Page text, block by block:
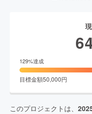
129%達成
目標金額50,000円
このプロジェクトは、